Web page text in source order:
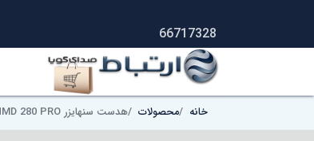
66717328
خانه محصولات هدست سنهایزر Sennheiser HMD 280 PRO